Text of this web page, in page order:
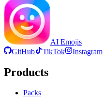
AI Emojis
GitHub
TikTok Instagram
Products
Packs